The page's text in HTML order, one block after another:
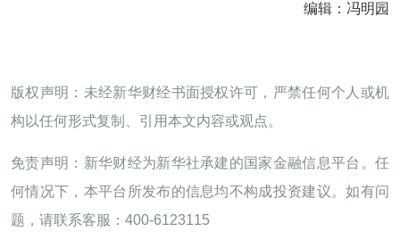
编辑：冯明园
版权声明：未经新华财经书面授权许可，严禁任何个人或机
构以任何形式复制、引用本文内容或观点。
免责声明：新华财经为新华社承建的国家金融信息平台。任
何情况下，本平台所发布的信息均不构成投资建议。如有问
题，请联系客服：400-6123115